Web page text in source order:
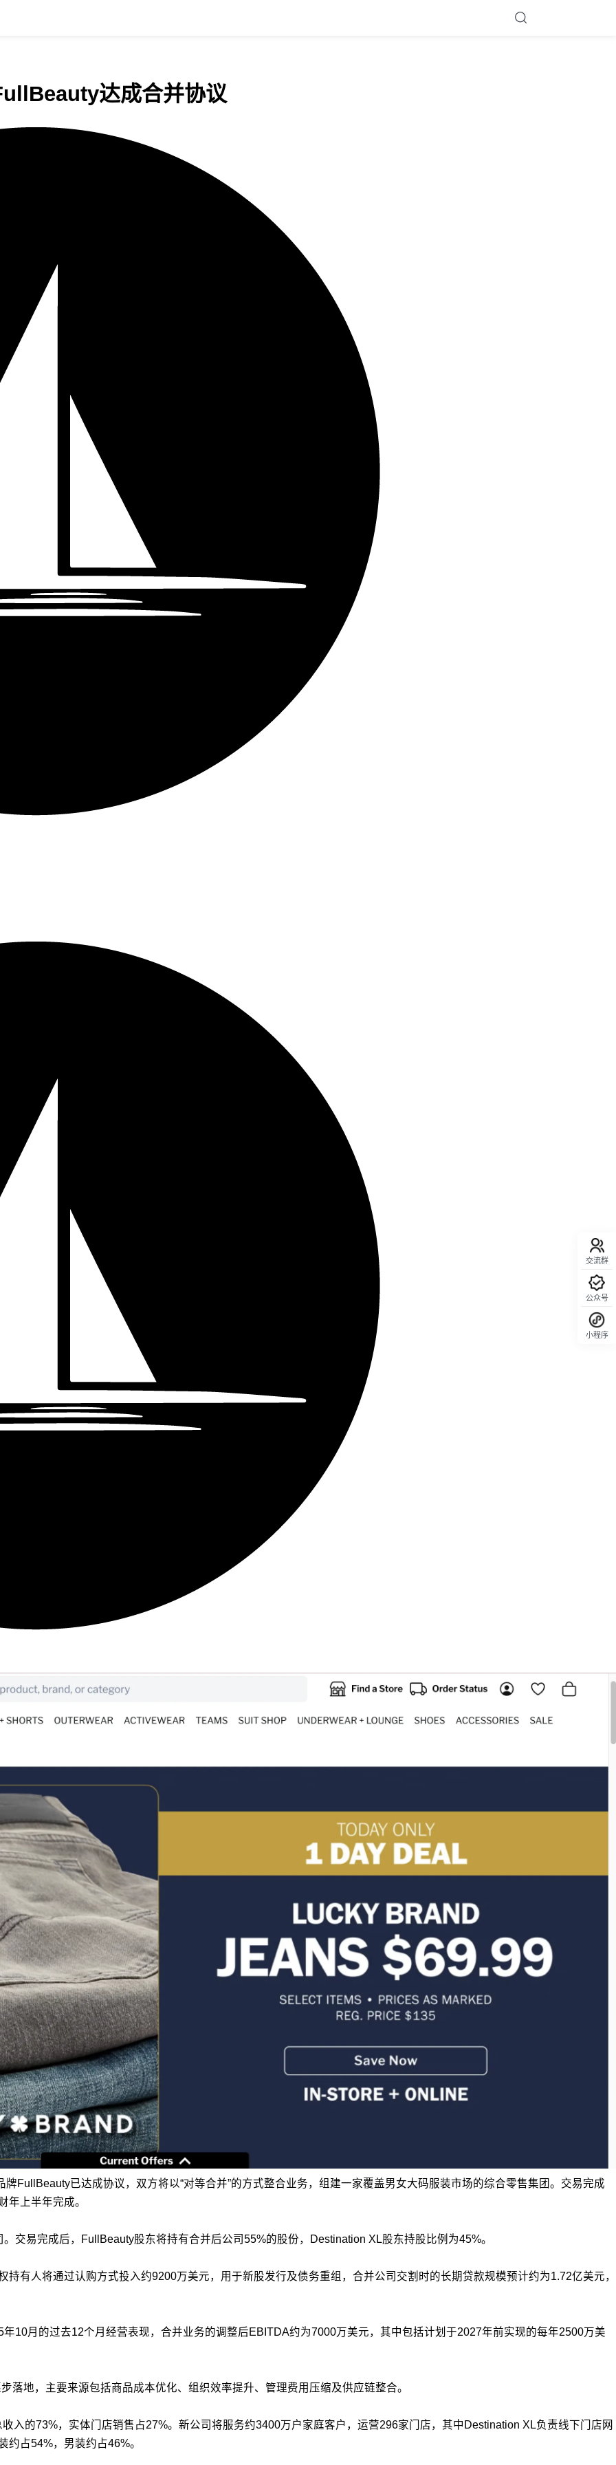
达成合并协议
FullBeauty已达成协议，双方将以“对等合并”的方式整合业务，组建一家覆盖男女大码服装市场的综合零售集团。交易完成
年上半年完成。
交易完成后，FullBeauty股东将持有合并后公司55%的股份，Destination XL股东持股比例为45%。
有人将通过认购方式投入约9200万美元，用于新股发行及债务重组，合并公司交割时的长期贷款规模预计约为1.72亿美元，
10月的过去12个月经营表现，合并业务的调整后EBITDA约为7000万美元，其中包括计划于2027年前实现的每年2500万美
落地，主要来源包括商品成本优化、组织效率提升、管理费用压缩及供应链整合。
入的73%，实体门店销售占27%。新公司将服务约3400万户家庭客户，运营296家门店，其中Destination XL负责线下门店网
占54%，男装约占46%。
交流群
公众号
小程序